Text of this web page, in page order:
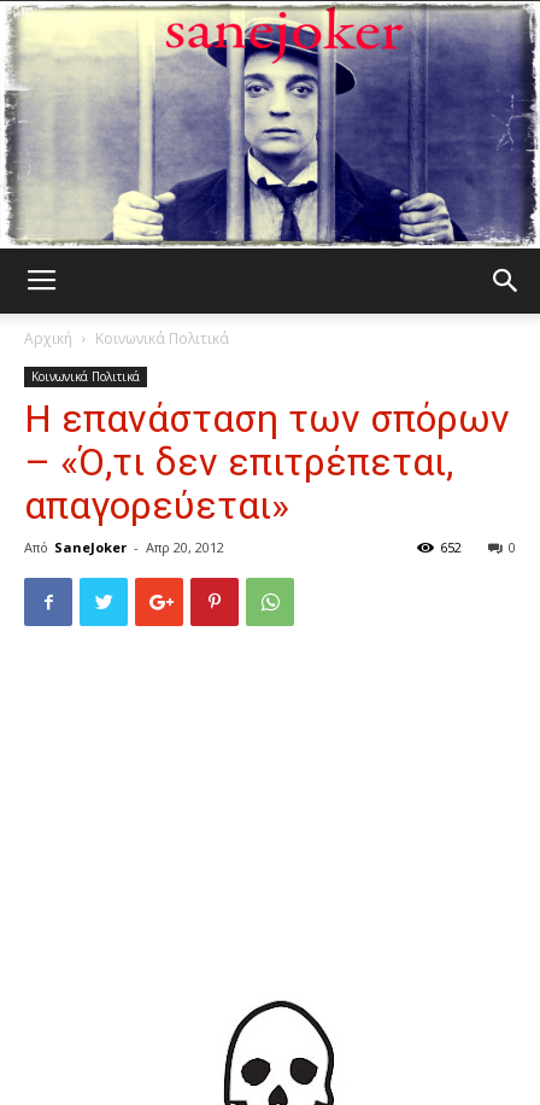
Αρχική Κοινωνικά Πολιτικά
Κοινωνικά Πολιτικά
Η επανάσταση των σπόρων
– «Ό,τι δεν επιτρέπεται,
απαγορεύεται»
Από SaneJoker - Απρ 20, 2012 0
652